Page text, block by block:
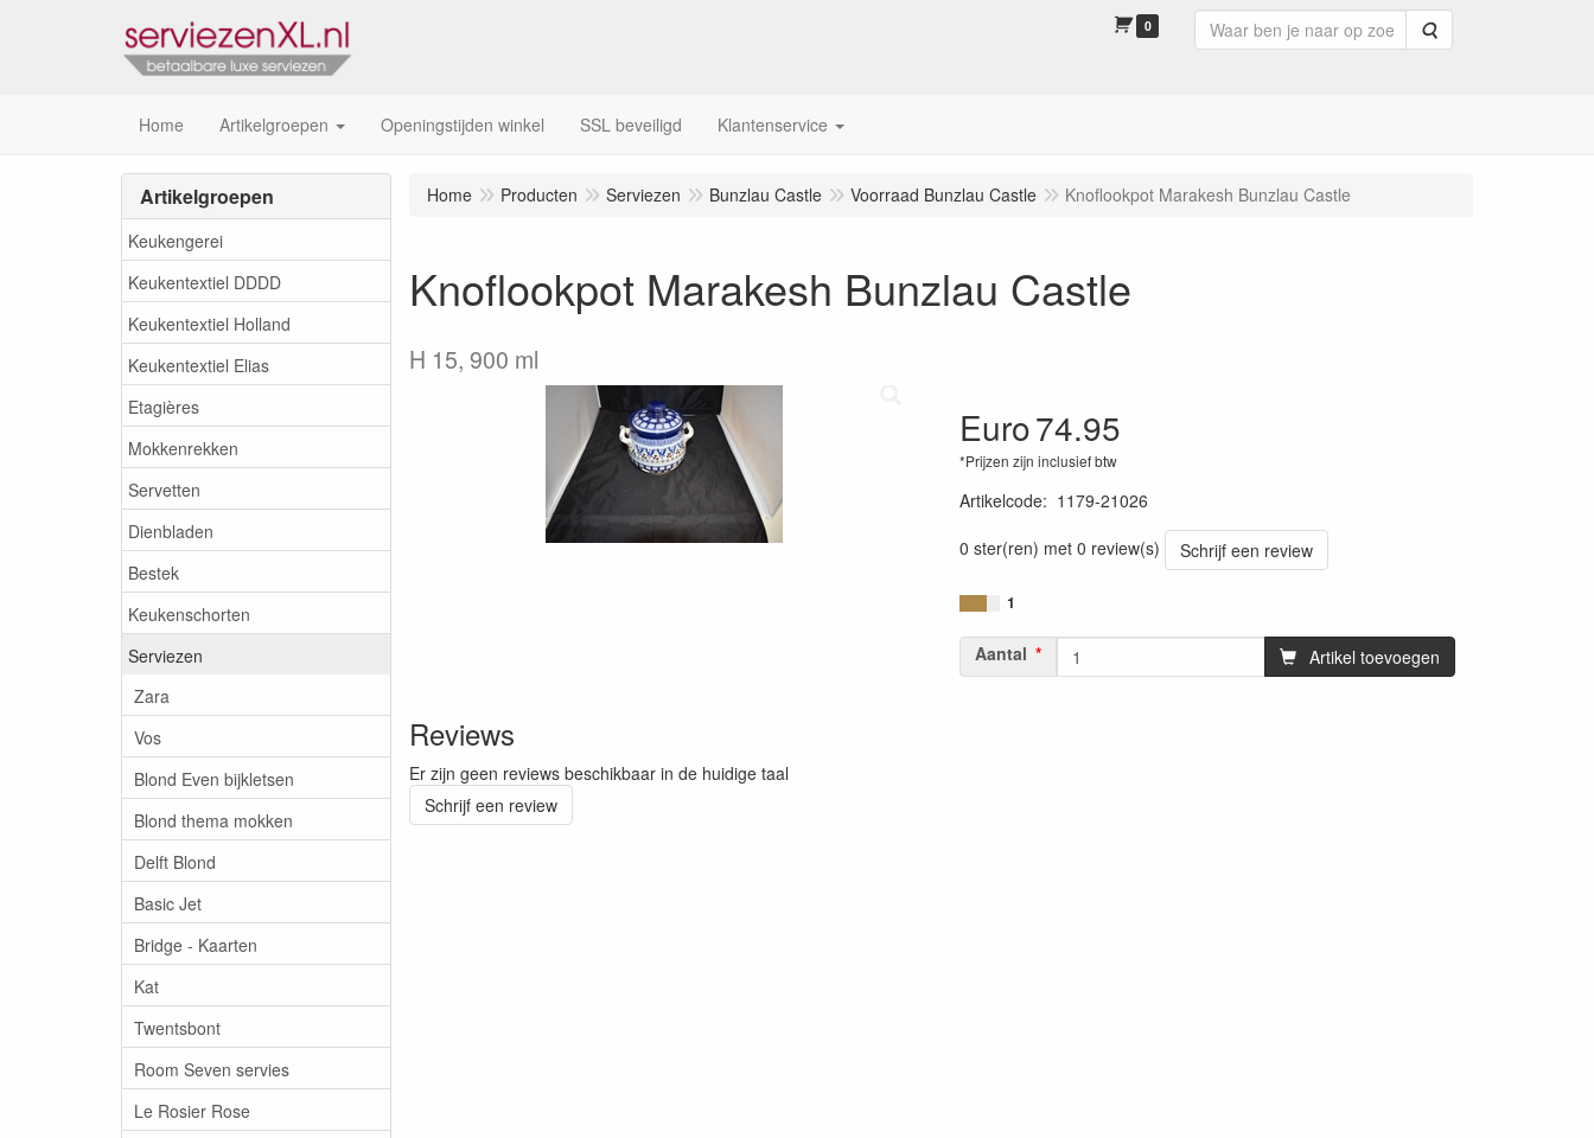
0 Zoeken
Home Artikelgroepen Openingstijden winkel SSL beveiligd Klantenservice
Artikelgroepen
Keukengerei
Keukentextiel DDDD
Keukentextiel Holland
Keukentextiel Elias
Etagières
Mokkenrekken
Servetten
Dienbladen
Bestek
Keukenschorten
Serviezen
Zara
Vos
Blond Even bijkletsen
Blond thema mokken
Delft Blond
Basic Jet
Bridge - Kaarten
Kat
Twentsbont
Room Seven servies
Le Rosier Rose
Home Producten Serviezen Bunzlau Castle Voorraad Bunzlau Castle Knoflookpot Marakesh Bunzlau Castle
Knoflookpot Marakesh Bunzlau Castle
H 15, 900 ml
Euro74.95
*Prijzen zijn inclusief btw
Artikelcode: 1179-21026
0 ster(ren) met 0 review(s)
Schrijf een review
1
Aantal Artikel toevoegen
Reviews
Er zijn geen reviews beschikbaar in de huidige taal
Schrijf een review